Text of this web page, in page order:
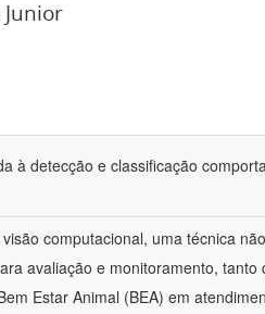
à detecção e classificação
computacional, uma técnica
avaliação e monitoramento,
Estar Animal (BEA) em